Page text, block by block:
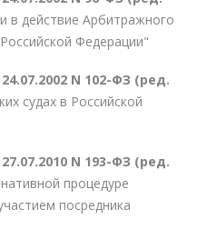
в действие Арбитражного
Федерации"
N 102-ФЗ (ред.
судах в Российской
N 193-ФЗ (ред.
процедуре
посредника